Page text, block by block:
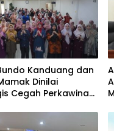
Kanduang dan
Dinilai
Cegah Perkawinan